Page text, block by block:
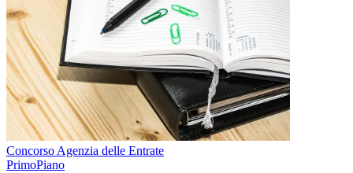
Concorso Agenzia delle Entrate
PrimoPiano